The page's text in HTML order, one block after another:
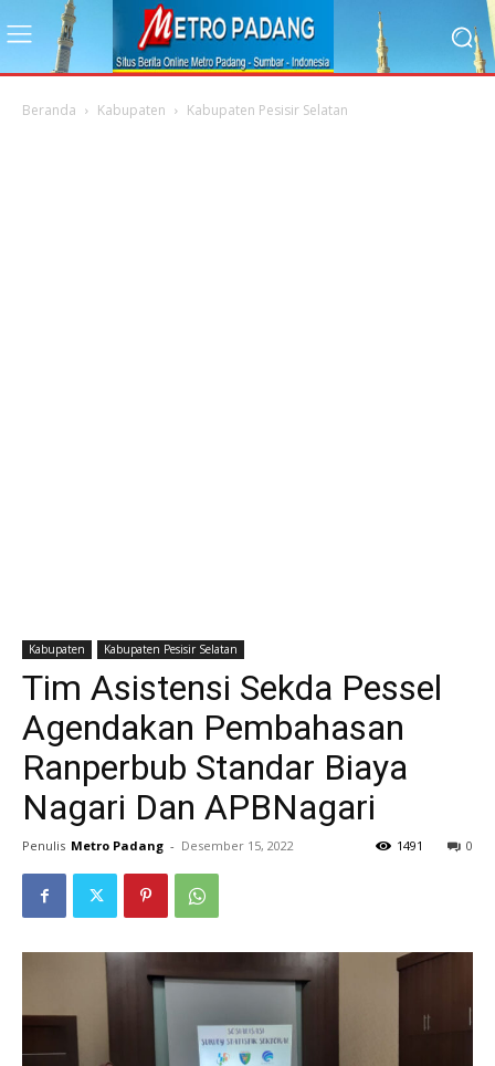
Beranda Kabupaten Kabupaten Pesisir Selatan
Kabupaten Kabupaten Pesisir Selatan
Tim Asistensi Sekda Pessel
Agendakan Pembahasan
Ranperbub Standar Biaya
Nagari Dan APBNagari
Penulis Metro Padang - Desember 15, 2022 0
1491